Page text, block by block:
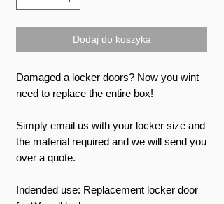
Dodaj do koszyka
Damaged a locker doors? Now you wint
need to replace the entire box!
Simply email us with your locker size and
the material required and we will send you
over a quote.
Indended use: Replacement locker door